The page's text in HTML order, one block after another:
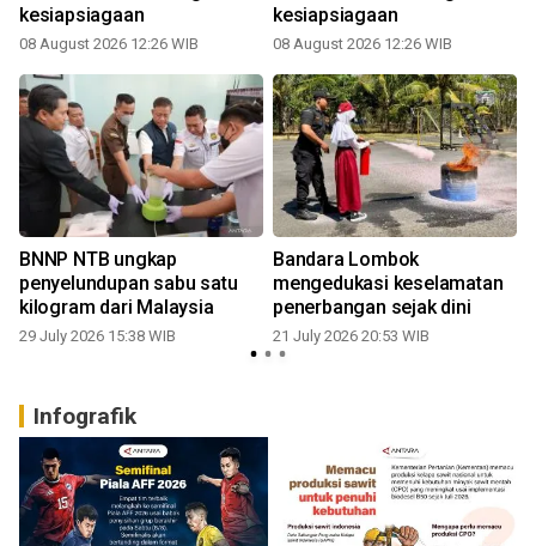
kesiapsiagaan
08 August 2026 12:26 WIB
kesiapsiagaan
08 August 2026 12:26 WIB
BNNP NTB ungkap
penyelundupan sabu satu
kilogram dari Malaysia
29 July 2026 15:38 WIB
Bandara Lombok
mengedukasi keselamatan
penerbangan sejak dini
21 July 2026 20:53 WIB
Infografik